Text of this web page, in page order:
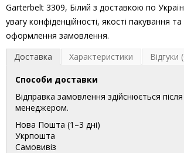
Garterbelt 3309, Білий з доставкою по
увагу конфіденційності, якості пакування та
оформлення замовлення.
Доставка
Характеристики Відгуки
Способи доставки
Відправка замовлення здійснюється
менеджером.
Нова Пошта (1–3 дні)
Укрпошта
Самовивіз